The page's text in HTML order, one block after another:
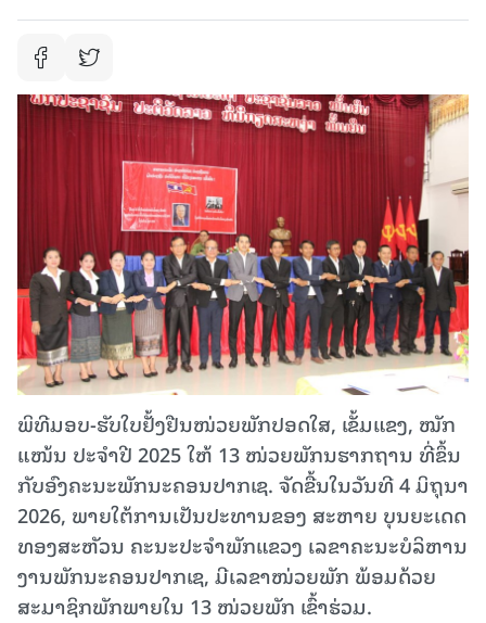
ພິທີມອບ-ຮັບໃບຢັ້ງຢືນໜ່ວຍພັກປອດໃສ, ເຂັ້ມແຂງ, ໝັກ
ແໜ້ນ ປະຈຳປີ 2025 ໃຫ້ 13 ໜ່ວຍພັກນຮາກຖານ ທີ່ຂຶ້ນ
ກັບອົງຄະນະພັກນະຄອນປາກເຊ. ຈັດຂື້ນໃນວັນທີ 4 ມິຖຸນາ
2026, ພາຍໃຕ້ການເປັນປະທານຂອງ ສະຫາຍ ບຸນຍະເດດ
ທອງສະຫັວນ ຄະນະປະຈຳພັກແຂວງ ເລຂາຄະນະບໍລິຫານ
ງານພັກນະຄອນປາກເຊ, ມີເລຂາໜ່ວຍພັກ ພ້ອມດ້ວຍ
ສະມາຊິກພັກພາຍໃນ 13 ໜ່ວຍພັກ ເຂົ້າຮ່ວມ.